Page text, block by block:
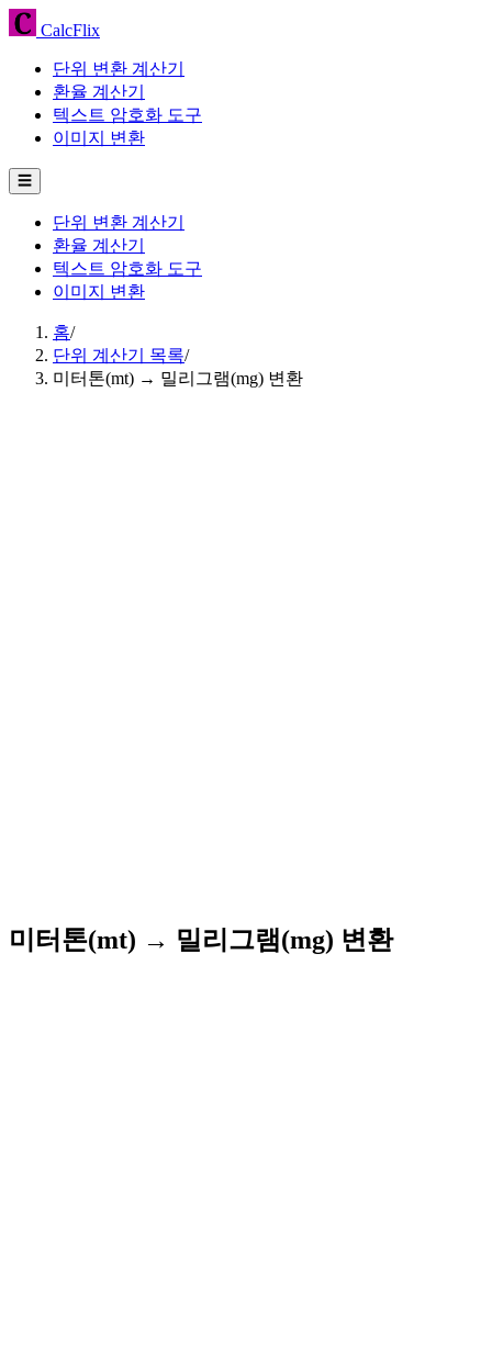
CalcFlix
단위 변환 계산기
환율 계산기
텍스트 암호화 도구
이미지 변환
☰
단위 변환 계산기
환율 계산기
텍스트 암호화 도구
이미지 변환
홈/
단위 계산기 목록/
미터톤(mt) → 밀리그램(mg) 변환
미터톤(mt) → 밀리그램(mg) 변환